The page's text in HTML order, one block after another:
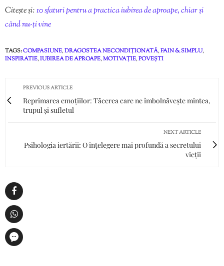
Citește și:10 sfaturi pentru a practica iubirea de aproape, chiar și
când nu-ți vine
TAGS:COMPASIUNE,DRAGOSTEA NECONDIȚIONATĂ,FAIN & SIMPLU,
INSPIRATIE,IUBIREA DE APROAPE,MOTIVAȚIE,POVEȘTI
PREVIOUS ARTICLE
Reprimarea emoțiilor: Tăcerea care ne îmbolnăvește mintea,
trupul și sufletul
NEXT ARTICLE
Psihologia iertării: O înțelegere mai profundă a secretului
vieții